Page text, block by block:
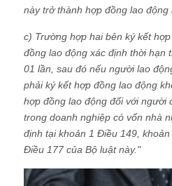
này trở thành hợp đồng lao
c) Trường hợp hai bên ký kết
đồng lao động xác định thời hạn
01 lần, sau đó nếu người lao
phải ký kết hợp đồng lao động
hợp đồng lao động đối với người
trong doanh nghiệp có vốn nhà
định tại khoản 1 Điều 149,
Điều 177 của Bộ luật này."